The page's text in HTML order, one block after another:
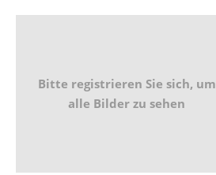
Bitte registrieren Sie sich, um
alle Bilder zu sehen